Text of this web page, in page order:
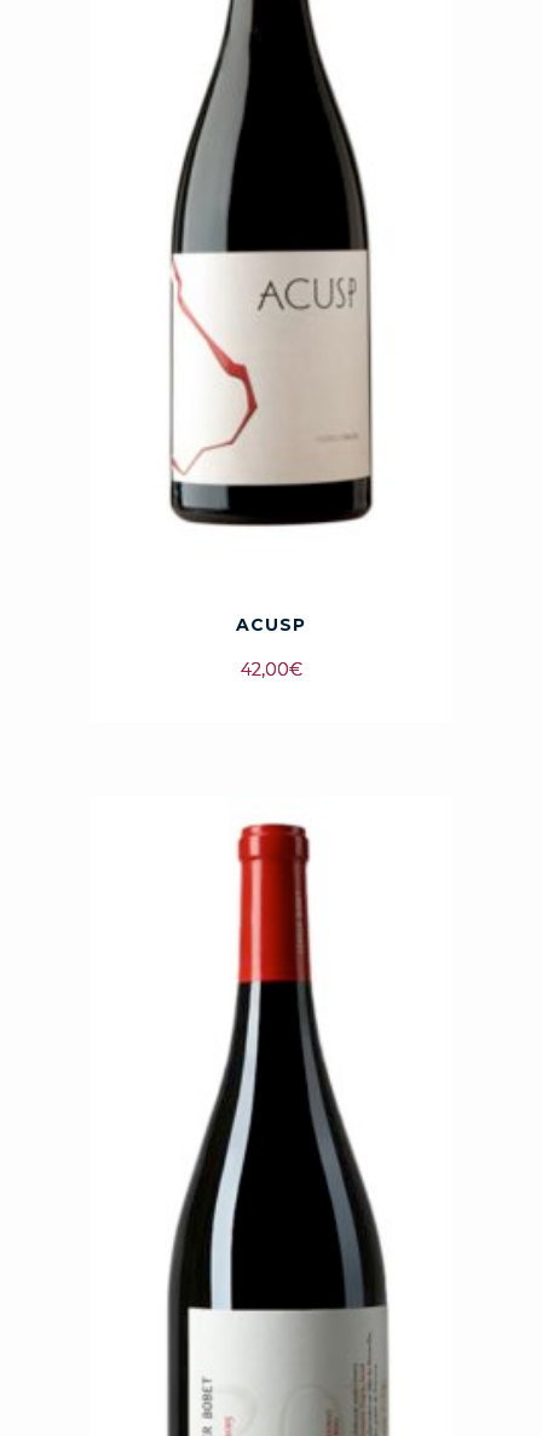
ACUSP
42,00€